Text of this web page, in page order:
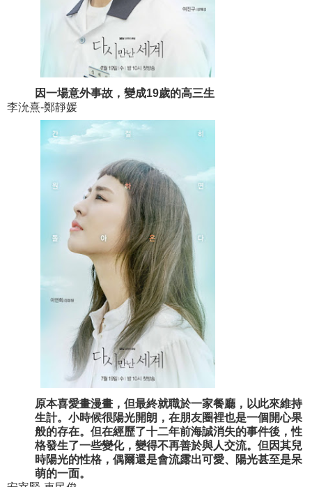
因一場意外事故，變成19歲的高三生
李沇熹-鄭靜媛
原本喜愛畫漫畫，但最終就職於一家餐廳，以此來維持
生計。小時候很陽光開朗，在朋友圈裡也是一個開心果
般的存在。但在經歷了十二年前海誠消失的事件後，性
格發生了一些變化，變得不再善於與人交流。但因其兒
時陽光的性格，偶爾還是會流露出可愛、陽光甚至是呆
萌的一面。